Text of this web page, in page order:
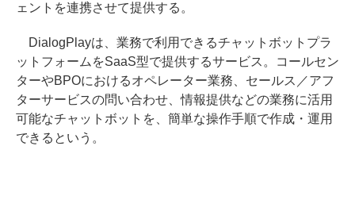
ェントを連携させて提供する。
DialogPlayは、業務で利用できるチャットボットプラ
ットフォームをSaaS型で提供するサービス。コールセン
ターやBPOにおけるオペレーター業務、セールス／アフ
ターサービスの問い合わせ、情報提供などの業務に活用
可能なチャットボットを、簡単な操作手順で作成・運用
できるという。